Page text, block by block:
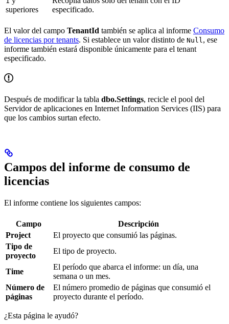
superiores
especificado.
El valor del campo TenantId también se aplica al informe Consumo
de licencias por tenants. Si establece un valor distinto de Null, ese
informe también estará disponible únicamente para el tenant
especificado.
Después de modificar la tabla dbo.Settings, recicle el pool del
Servidor de aplicaciones en Internet Information Services (IIS) para
que los cambios surtan efecto.
Campos del informe de consumo de
licencias
El informe contiene los siguientes campos:
Campo
Descripción
Project
El proyecto que consumió las páginas.
Tipo de
proyecto
El tipo de proyecto.
Time
El período que abarca el informe: un día, una
semana o un mes.
Número de
páginas
El número promedio de páginas que consumió el
proyecto durante el período.
¿Esta página le ayudó?